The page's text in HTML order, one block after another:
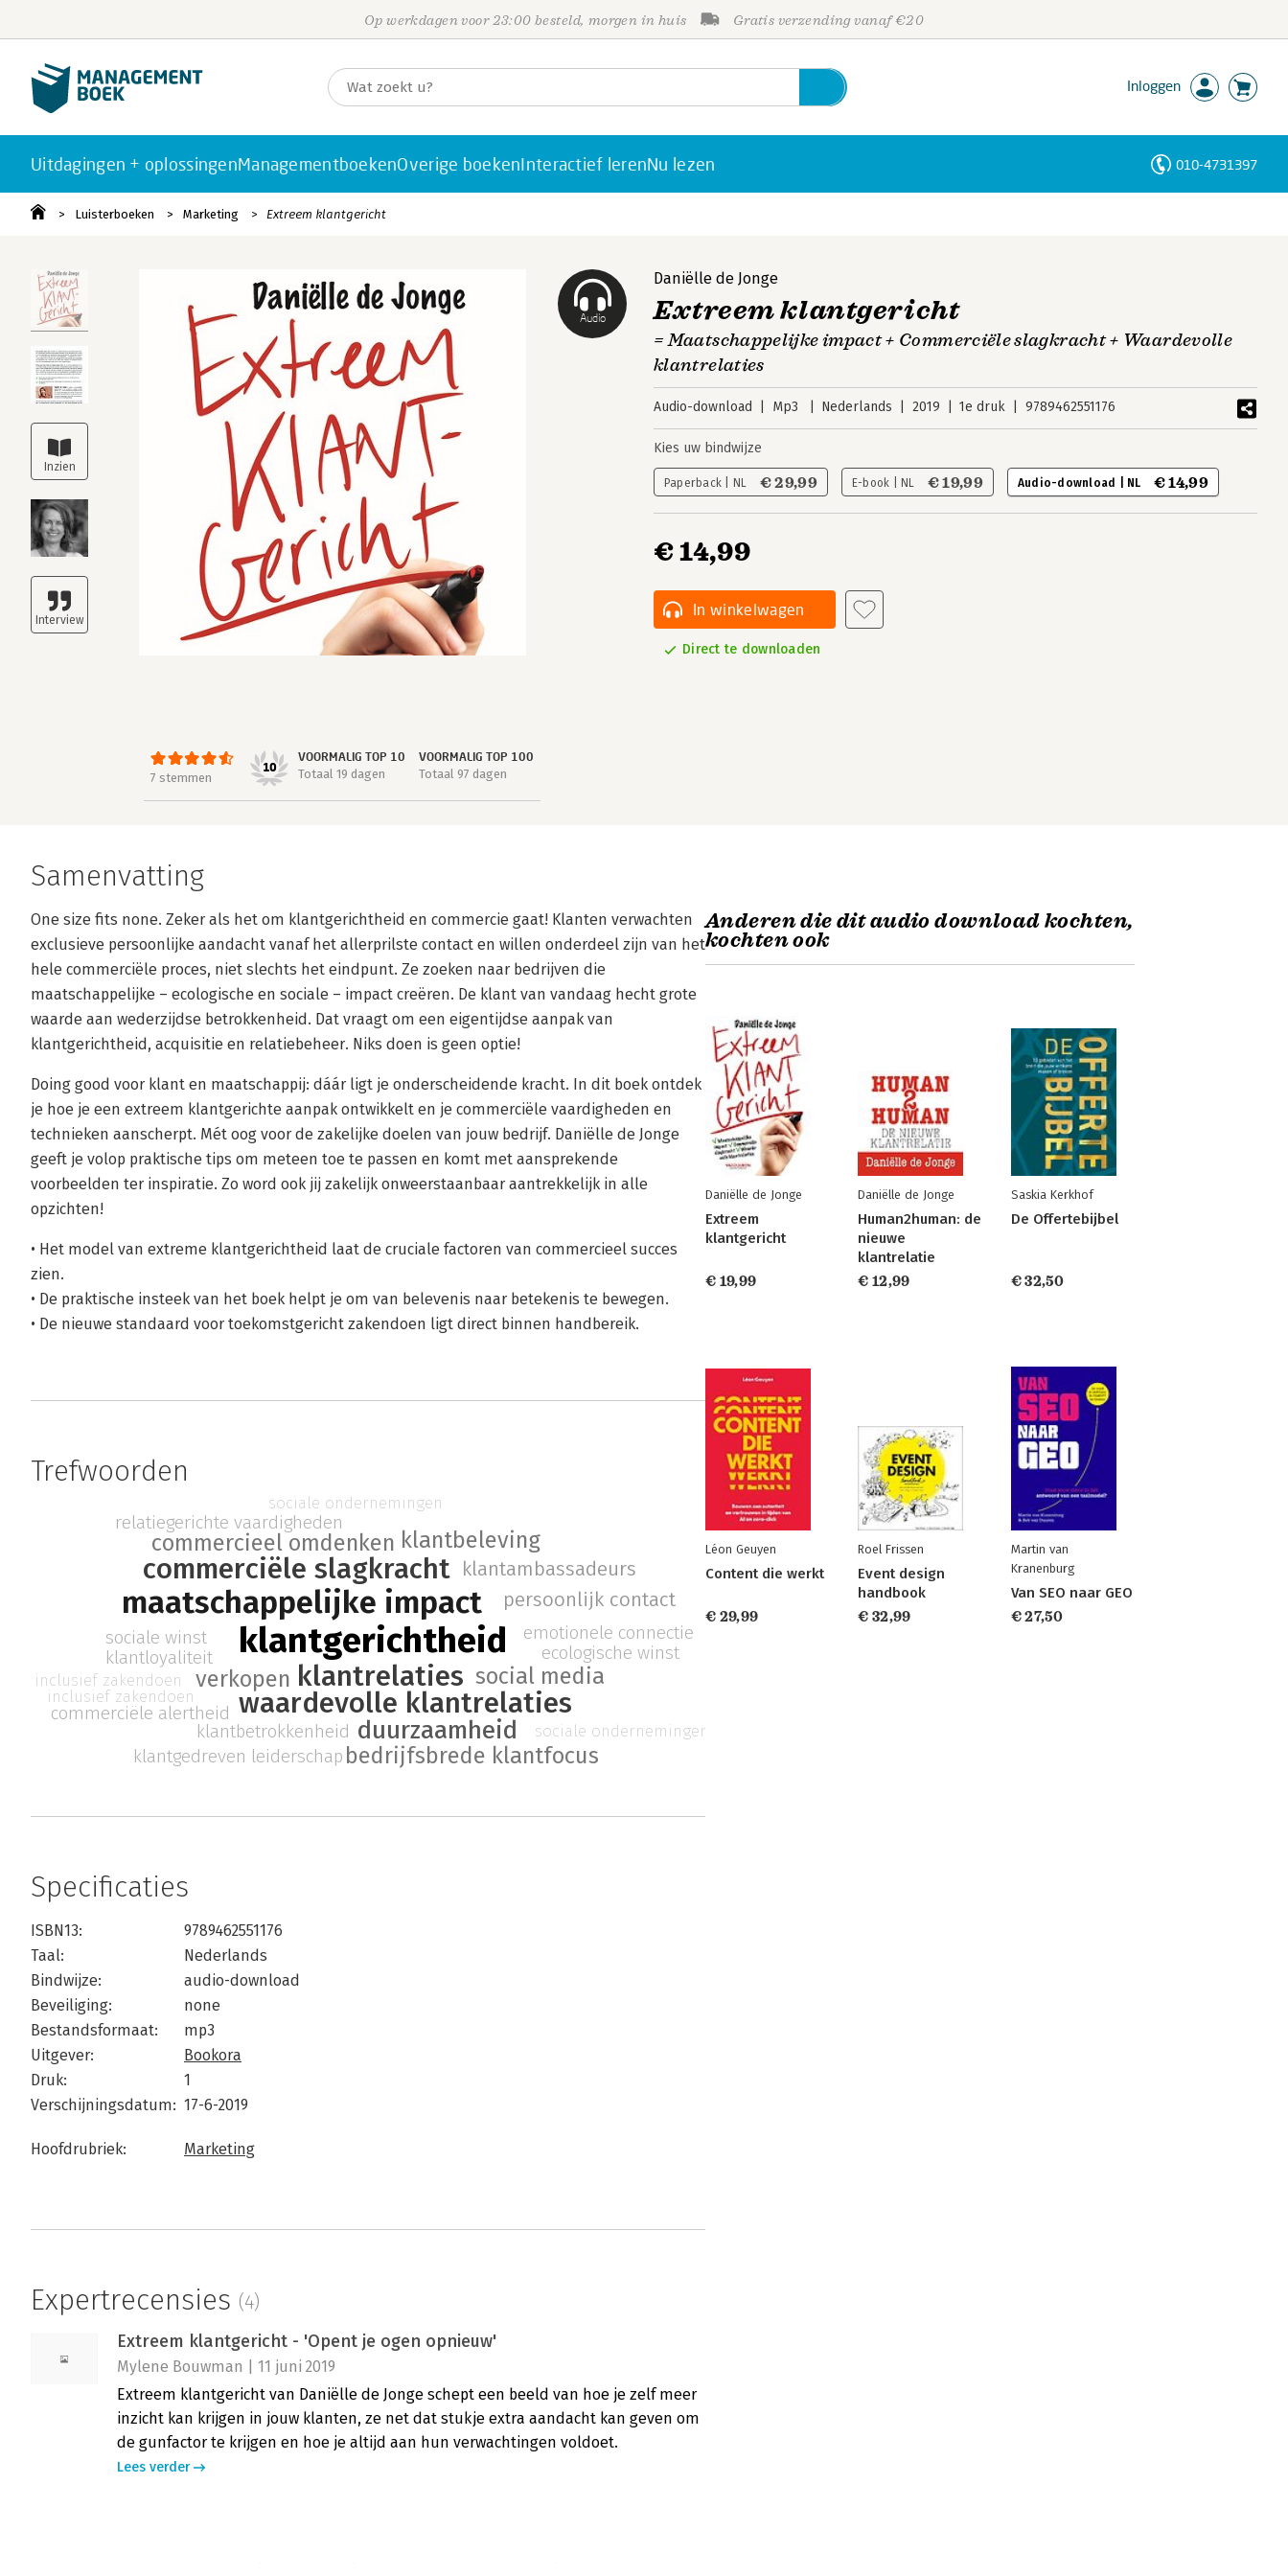
Op werkdagen voor 23:00 besteld, morgen in huis Gratis verzending vanaf €20
Inloggen
Uitdagingen + oplossingenManagementboekenOverige boekenInteractief lerenNu lezen 010-4731397
Luisterboeken Marketing Extreem klantgericht
Audio
7 stemmen
10
VOORMALIG TOP 10
Totaal 19 dagen
VOORMALIG TOP 100
Totaal 97 dagen
Daniëlle de Jonge
Extreem klantgericht
= Maatschappelijke impact + Commerciële slagkracht + Waardevolle
klantrelaties
Audio-download Mp3 Nederlands 2019 1e druk 9789462551176
Kies uw bindwijze
Paperback | NL € 29,99 E-book | NL € 19,99 Audio-download | NL € 14,99
€ 14,99
In winkelwagen
Direct te downloaden
Samenvatting
One size fits none. Zeker als het om klantgerichtheid en commercie gaat! Klanten verwachten
exclusieve persoonlijke aandacht vanaf het allerprilste contact en willen onderdeel zijn van het
hele commerciële proces, niet slechts het eindpunt. Ze zoeken naar bedrijven die
maatschappelijke – ecologische en sociale – impact creëren. De klant van vandaag hecht grote
waarde aan wederzijdse betrokkenheid. Dat vraagt om een eigentijdse aanpak van
klantgerichtheid, acquisitie en relatiebeheer. Niks doen is geen optie!
Doing good voor klant en maatschappij: dáár ligt je onderscheidende kracht. In dit boek ontdek
je hoe je een extreem klantgerichte aanpak ontwikkelt en je commerciële vaardigheden en
technieken aanscherpt. Mét oog voor de zakelijke doelen van jouw bedrijf. Daniëlle de Jonge
geeft je volop praktische tips om meteen toe te passen en komt met aansprekende
voorbeelden ter inspiratie. Zo word ook jij zakelijk onweerstaanbaar aantrekkelijk in alle
opzichten!
• Het model van extreme klantgerichtheid laat de cruciale factoren van commercieel succes
zien.
• De praktische insteek van het boek helpt je om van belevenis naar betekenis te bewegen.
• De nieuwe standaard voor toekomstgericht zakendoen ligt direct binnen handbereik.
Trefwoorden
klantgerichtheid
maatschappelijke impact
klantrelaties
waardevolle klantrelaties
commerciële slagkracht
duurzaamheid
commercieel omdenken
social media
verkopen
bedrijfsbrede klantfocus
klantbeleving
klantambassadeurs
persoonlijk contact
klantgedreven leiderschap
klantbetrokkenheid
relatiegerichte vaardigheden
emotionele connectie
klantloyaliteit
sociale winst
ecologische winst
commerciële alertheid
sociale ondernemingen
inclusief zakendoen
sociale ondernemingen
inclusief zakendoen
Specificaties
ISBN13:
9789462551176
Taal:
Nederlands
Bindwijze:
audio-download
Beveiliging:
none
Bestandsformaat:
mp3
Uitgever:
Bookora
Druk:
1
Verschijningsdatum: 17-6-2019
Hoofdrubriek: Marketing
Expertrecensies (4)
Extreem klantgericht - 'Opent je ogen opnieuw'
Mylene Bouwman | 11 juni 2019
Extreem klantgericht van Daniëlle de Jonge schept een beeld van hoe je zelf meer
inzicht kan krijgen in jouw klanten, ze net dat stukje extra aandacht kan geven om
de gunfactor te krijgen en hoe je altijd aan hun verwachtingen voldoet.
Lees verder
Anderen die dit audio download kochten,
kochten ook
Daniëlle de Jonge
Extreem
klantgericht
€ 19,99
Daniëlle de Jonge
Human2human: de
nieuwe
klantrelatie
€ 12,99
Saskia Kerkhof
De Offertebijbel
€ 32,50
Léon Geuyen
Content die werkt
€ 29,99
Roel Frissen
Event design
handbook
€ 32,99
Martin van
Kranenburg
Van SEO naar GEO
€ 27,50
Personen